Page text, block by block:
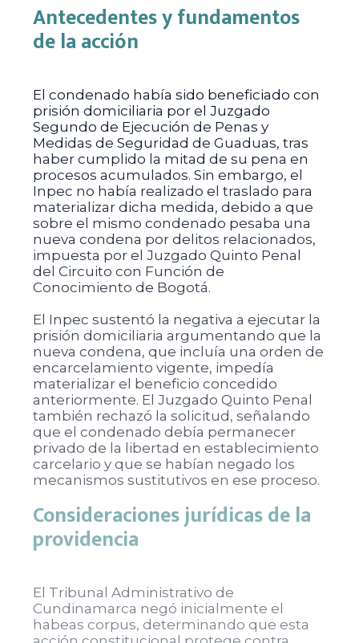
Antecedentes y fundamentos
de la acción
El condenado había sido beneficiado con
prisión domiciliaria por el Juzgado
Segundo de Ejecución de Penas y
Medidas de Seguridad de Guaduas, tras
haber cumplido la mitad de su pena en
procesos acumulados. Sin embargo, el
Inpec no había realizado el traslado para
materializar dicha medida, debido a que
sobre el mismo condenado pesaba una
nueva condena por delitos relacionados,
impuesta por el Juzgado Quinto Penal
del Circuito con Función de
Conocimiento de Bogotá.
El Inpec sustentó la negativa a ejecutar la
prisión domiciliaria argumentando que la
nueva condena, que incluía una orden de
encarcelamiento vigente, impedía
materializar el beneficio concedido
anteriormente. El Juzgado Quinto Penal
también rechazó la solicitud, señalando
que el condenado debía permanecer
privado de la libertad en establecimiento
carcelario y que se habían negado los
mecanismos sustitutivos en ese proceso.
Consideraciones jurídicas de la
providencia
El Tribunal Administrativo de
Cundinamarca negó inicialmente el
habeas corpus, determinando que esta